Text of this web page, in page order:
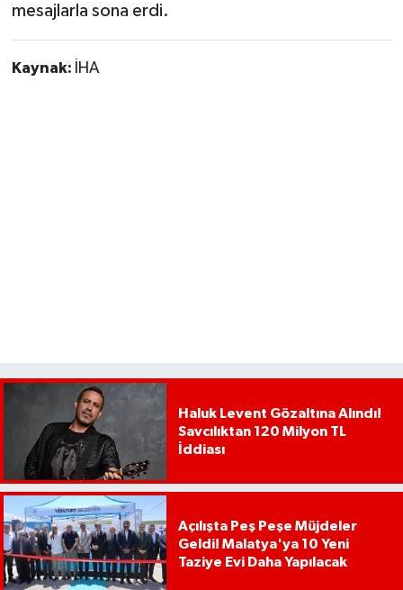
mesajlarla sona erdi.
Kaynak: İHA
Haluk Levent Gözaltına Alındı!
Savcılıktan 120 Milyon TL
İddiası
Açılışta Peş Peşe Müjdeler
Geldi! Malatya'ya 10 Yeni
Taziye Evi Daha Yapılacak